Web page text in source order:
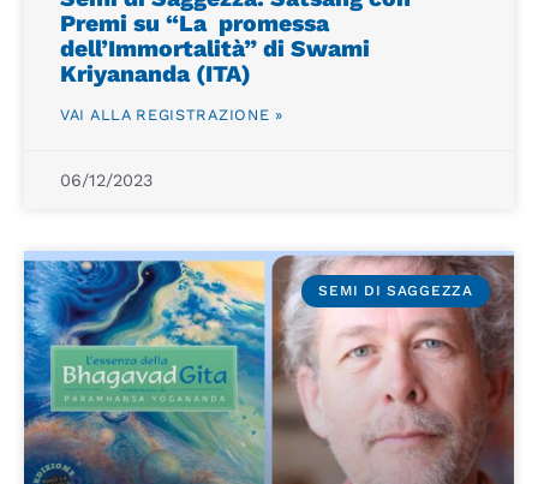
Premi su “La promessa
dell’Immortalità” di Swami
Kriyananda (ITA)
VAI ALLA REGISTRAZIONE »
06/12/2023
SEMI DI SAGGEZZA